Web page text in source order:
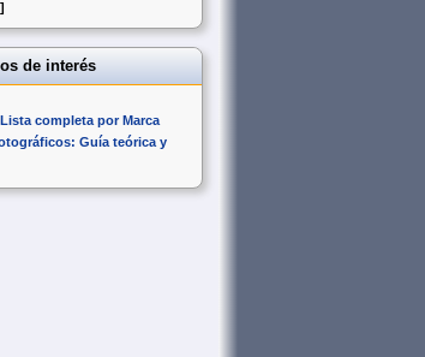
]
de interés
completa por Marca
Guía teórica y